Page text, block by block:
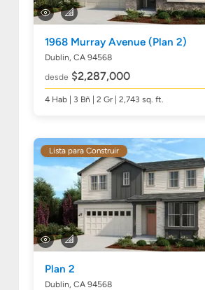
1968 Murray Avenue (Plan 2)
Dublin, CA 94568
desde $2,287,000
4 Hab | 3 Bñ | 2 Gr | 2,743 sq. ft.
Lista para Construir
Plan 2
Dublin, CA 94568